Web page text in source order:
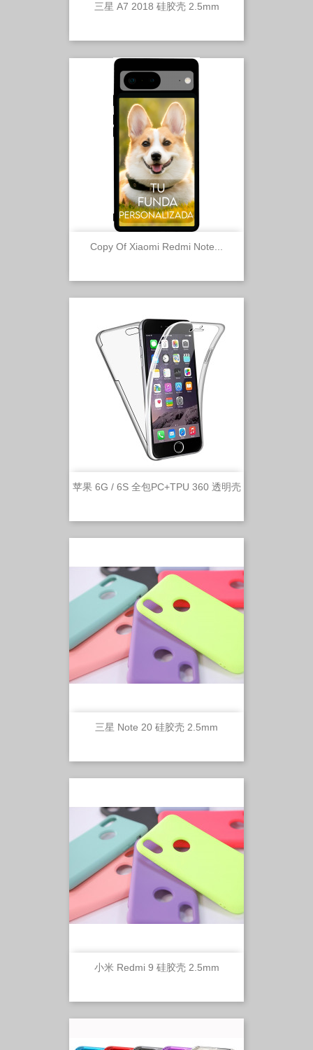
三星 A7 2018 硅胶壳 2.5mm
Copy Of Xiaomi Redmi Note...
苹果 6G / 6S 全包PC+TPU 360 透明壳
三星 Note 20 硅胶壳 2.5mm
小米 Redmi 9 硅胶壳 2.5mm